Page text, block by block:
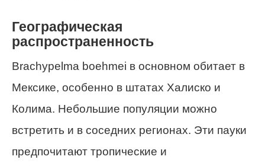
Географическая
распространенность
Brachypelma boehmei в основном обитает в
Мексике, особенно в штатах Халиско и
Колима. Небольшие популяции можно
встретить и в соседних регионах. Эти пауки
предпочитают тропические и